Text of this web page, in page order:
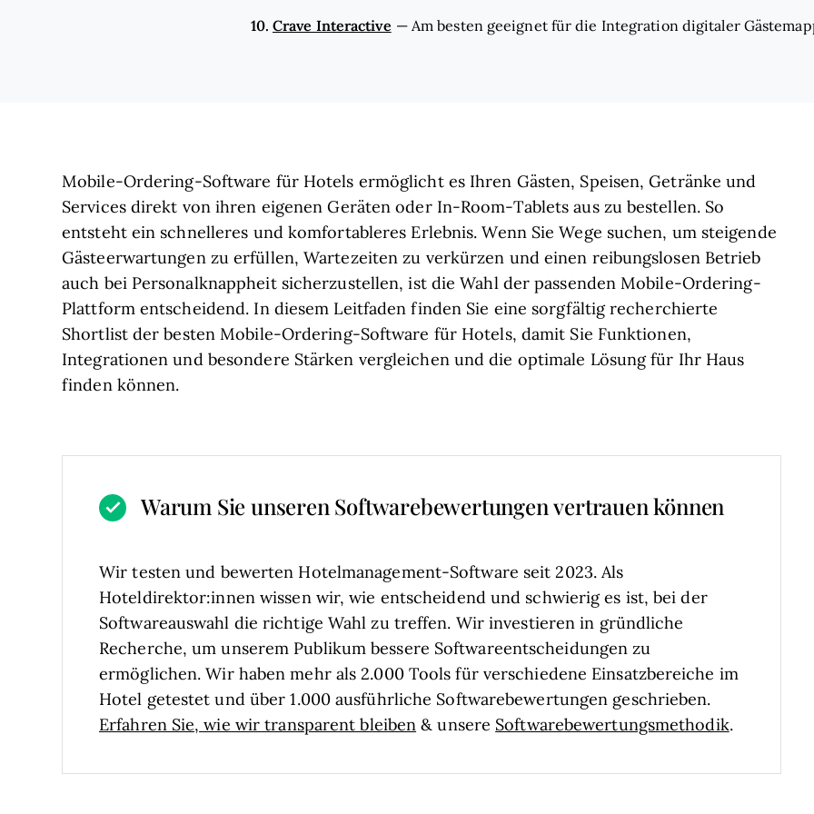
10. Crave Interactive — Am besten geeignet für die Integration digitaler
Mobile-Ordering-Software für Hotels ermöglicht es Ihren Gästen, Speisen, Getränke und
Services direkt von ihren eigenen Geräten oder In-Room-Tablets aus zu bestellen. So
entsteht ein schnelleres und komfortableres Erlebnis. Wenn Sie Wege suchen, um steigende
Gästeerwartungen zu erfüllen, Wartezeiten zu verkürzen und einen reibungslosen Betrieb
auch bei Personalknappheit sicherzustellen, ist die Wahl der passenden Mobile-Ordering-
Plattform entscheidend. In diesem Leitfaden finden Sie eine sorgfältig recherchierte
Shortlist der besten Mobile-Ordering-Software für Hotels, damit Sie Funktionen,
Integrationen und besondere Stärken vergleichen und die optimale Lösung für Ihr Haus
finden können.
Warum Sie unseren Softwarebewertungen vertrauen können
Wir testen und bewerten Hotelmanagement-Software seit 2023. Als
Hoteldirektor:innen wissen wir, wie entscheidend und schwierig es ist, bei der
Softwareauswahl die richtige Wahl zu treffen. Wir investieren in gründliche
Recherche, um unserem Publikum bessere Softwareentscheidungen zu
ermöglichen. Wir haben mehr als 2.000 Tools für verschiedene Einsatzbereiche im
Hotel getestet und über 1.000 ausführliche Softwarebewertungen geschrieben.
Erfahren Sie, wie wir transparent bleiben & unsere Softwarebewertungsmethodik.